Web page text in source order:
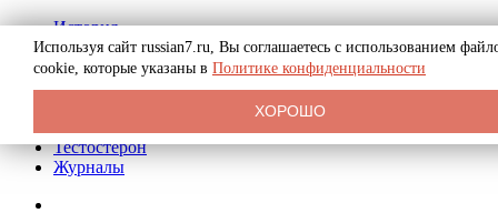
История
Биография
Криминал
Реклама на сайте
Тестостерон
Журналы
Используя сайт russian7.ru, Вы соглашаетесь с использованием
cookie, которые указаны в Политике конфиденциальности
ХОРОШО